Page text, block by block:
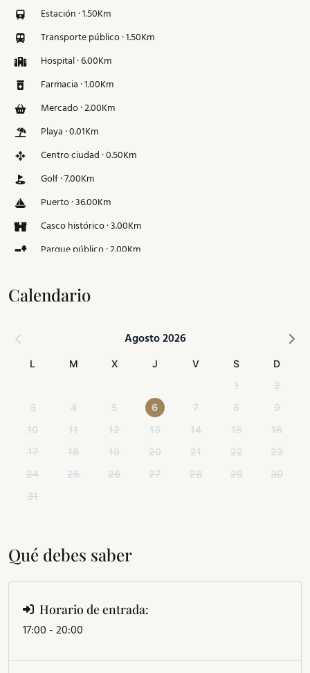
Estación · 1.50Km
Transporte público · 1.50Km
Hospital · 6.00Km
Farmacia · 1.00Km
Mercado · 2.00Km
Playa · 0.01Km
Centro ciudad · 0.50Km
Golf · 7.00Km
Puerto · 36.00Km
Casco histórico · 3.00Km
Parque público · 2.00Km
Calendario
Agosto 2026
L M X J V S
D
1
2
3
4 5 6 7 8
9
10
11 12 13 14 15
16
17
18 19 20 21 22
23
24
25 26 27 28 29
30
31
Qué debes saber
Horario de entrada:
17:00 - 20:00